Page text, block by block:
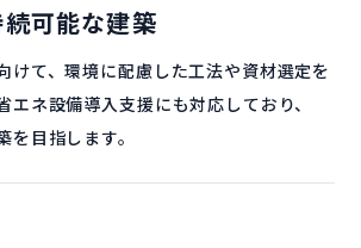
可能な建築
けて、環境に配慮した工法や資材選定を
エネ設備導入支援にも対応しており、
目指します。